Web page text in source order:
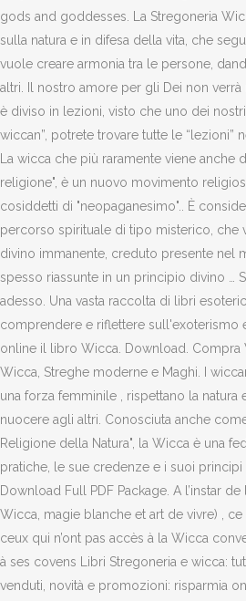
gods and goddesses. La Stregoneria
sulla natura e in difesa della vita, che
vuole creare armonia tra le persone,
altri. Il nostro amore per gli Dei non
è diviso in lezioni, visto che uno dei
wiccan”, potrete trovare tutte le “lezioni”
La wicca che più raramente viene anche
religione", è un nuovo movimento
cosiddetti di "neopaganesimo".. È
percorso spirituale di tipo misterico, che
divino immanente, creduto presente nel
spesso riassunte in un principio divino …
adesso. Una vasta raccolta di libri
comprendere e riflettere sull'exoterismo
online il libro Wicca. Download. Compra
Wicca, Streghe moderne e Maghi. I
una forza femminile , rispettano la natura
nuocere agli altri. Conosciuta anche
Religione della Natura", la Wicca è una
pratiche, le sue credenze e i suoi principi
Download Full PDF Package. A l’instar de
Wicca, magie blanche et art de vivre) ,
ceux qui n’ont pas accès à la Wicca
à ses covens Libri Stregoneria e wicca:
venduti, novità e promozioni: risparmia